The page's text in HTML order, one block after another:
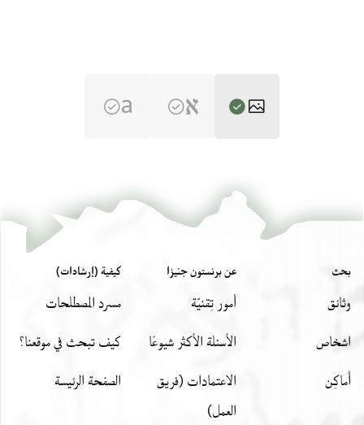
ENA 2804.1 2 تكبير و تدوير
بحث
وثائق
اشخاص
أَماكِن
عن برنستون جنيزا
أمور تِقنيّة
الأسئلة الأكثر شيوعًا
الاعتمادات (فريق
العمل)
كيفية (إرشادات)
مسرد المصطلحات
كيف تبحث في موقعنا؟
الصفحة الرئيسة